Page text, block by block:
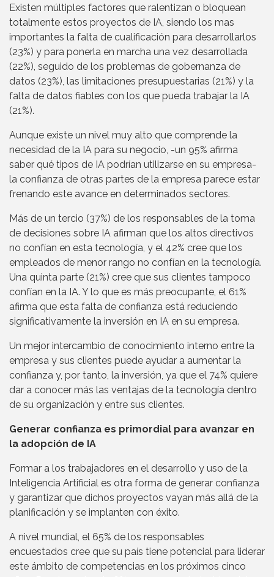
Existen múltiples factores que ralentizan o bloquean
totalmente estos proyectos de IA, siendo los mas
importantes la falta de cualificación para desarrollarlos
(23%) y para ponerla en marcha una vez desarrollada
(22%), seguido de los problemas de gobernanza de
datos (23%), las limitaciones presupuestarias (21%) y la
falta de datos fiables con los que pueda trabajar la IA
(21%).
Aunque existe un nivel muy alto que comprende la
necesidad de la IA para su negocio, -un 95% afirma
saber qué tipos de IA podrían utilizarse en su empresa-
la confianza de otras partes de la empresa parece estar
frenando este avance en determinados sectores.
Más de un tercio (37%) de los responsables de la toma
de decisiones sobre IA afirman que los altos directivos
no confían en esta tecnología, y el 42% cree que los
empleados de menor rango no confían en la tecnología.
Una quinta parte (21%) cree que sus clientes tampoco
confían en la IA. Y lo que es más preocupante, el 61%
afirma que esta falta de confianza está reduciendo
significativamente la inversión en IA en su empresa.
Un mejor intercambio de conocimiento interno entre la
empresa y sus clientes puede ayudar a aumentar la
confianza y, por tanto, la inversión, ya que el 74% quiere
dar a conocer más las ventajas de la tecnología dentro
de su organización y entre sus clientes.
Generar confianza es primordial para avanzar en
la adopción de IA
Formar a los trabajadores en el desarrollo y uso de la
Inteligencia Artificial es otra forma de generar confianza
y garantizar que dichos proyectos vayan más allá de la
planificación y se implanten con éxito.
A nivel mundial, el 65% de los responsables
encuestados cree que su país tiene potencial para liderar
este ámbito de competencias en los próximos cinco